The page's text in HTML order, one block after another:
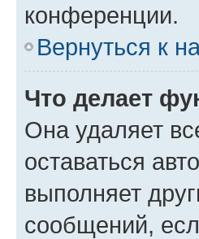
конференции.
Вернуться к
Что делает
Она удаляет
оставаться
выполняет
сообщений,